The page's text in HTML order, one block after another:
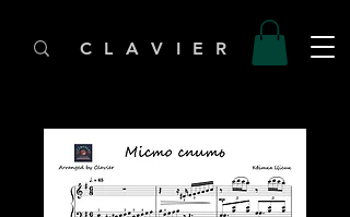
C L A V I E R